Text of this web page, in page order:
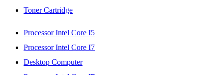
Toner Cartridge
Processor Intel Core I5
Processor Intel Core I7
Desktop Computer